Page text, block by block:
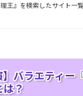
理王』を検索したサイト一覧
】バラエティー
は？